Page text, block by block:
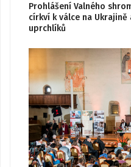
Prohlášení Valného
církví k válce na
uprchlíků